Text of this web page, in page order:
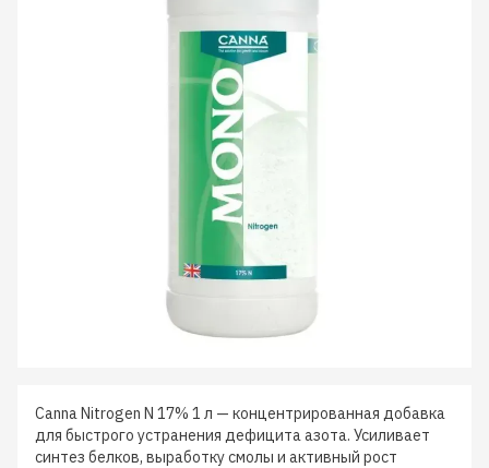
Canna Nitrogen N 17% 1 л — концентрированная добавка
для быстрого устранения дефицита азота. Усиливает
синтез белков, выработку смолы и активный рост